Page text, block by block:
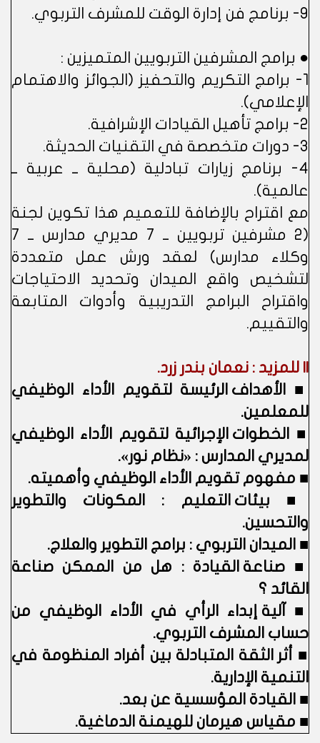
9- برنامج فن إدارة الوقت للمشرف التربوي.
● برامج المشرفين التربويين المتميزين :
1- برامج التكريم والتحفيز (الجوائز والاهتمام
الإعلامي).
2- برامج تأهيل القيادات الإشرافية.
3- دورات متخصصة في التقنيات الحديثة.
4- برنامج زيارات تبادلية (محلية ــ عربية ــ
عالمية).
مع اقتراح بالإضافة للتعميم هذا تكوين لجنة
(2 مشرفين تربويين ــ 7 مديري مدارس ــ 7
وكلاء مدارس) لعقد ورش عمل متعددة
لتشخيص واقع الميدان وتحديد الاحتياجات
واقتراح البرامج التدريبية وأدوات المتابعة
والتقييم.
|| للمزيد : نعمان بندر زرد.
■
الأهداف الرئيسة لتقويم الأداء الوظيفي
للمعلمين.
■
الخطوات الإجرائية لتقويم الأداء الوظيفي
لمديري المدارس : «نظام نور».
■ مفهوم تقويم الأداء الوظيفي وأهميته.
■ بيئات التعليم : المكونات والتطوير
والتحسين.
■ الميدان التربوي : برامج التطوير والعلاج.
■ صناعة القيادة : هل من الممكن صناعة
القائد ؟
■
آلية إبداء الرأي في الأداء الوظيفي من
حساب المشرف التربوي.
■
أثر الثقة المتبادلة بين أفراد المنظومة في
التنمية الإدارية.
■ القيادة المؤسسية عن بعد.
■ مقياس هيرمان للهيمنة الدماغية.